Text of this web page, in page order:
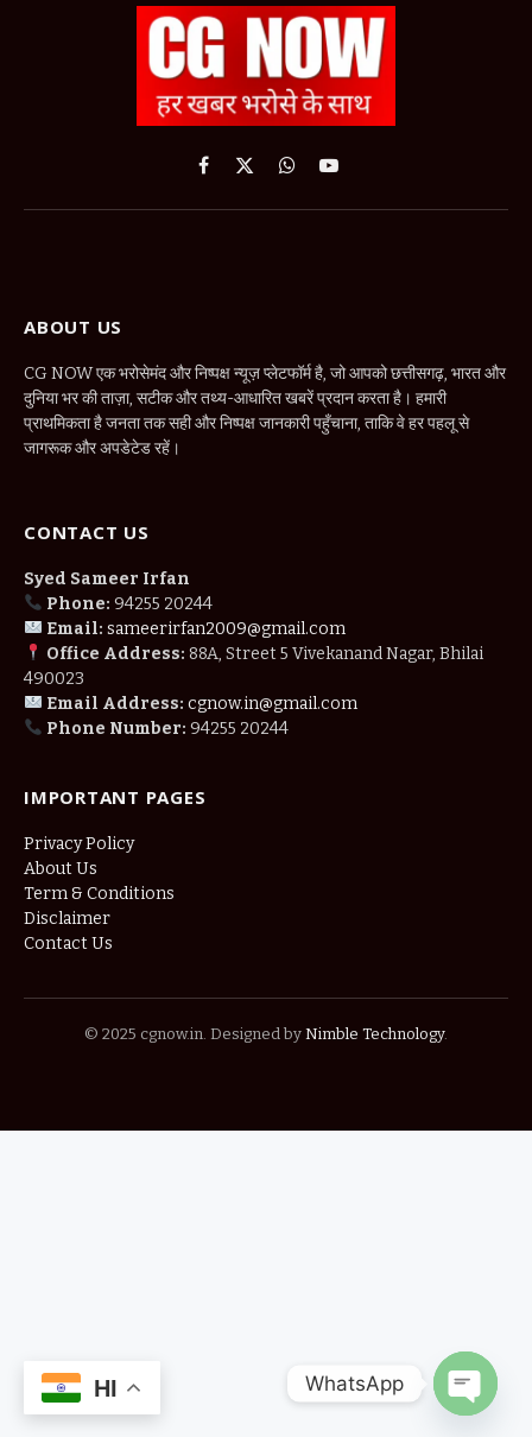
Facebook
X
WhatsApp
YouTube
ABOUT US
CG NOW एक भरोसेमंद और निष्पक्ष न्यूज़ प्लेटफॉर्म है, जो आपको छत्तीसगढ़, भारत और
दुनिया भर की ताज़ा, सटीक और तथ्य-आधारित खबरें प्रदान करता है। हमारी
प्राथमिकता है जनता तक सही और निष्पक्ष जानकारी पहुँचाना, ताकि वे हर पहलू से
जागरूक और अपडेटेड रहें।
CONTACT US
Syed Sameer Irfan
Phone: 94255 20244
Email: sameerirfan2009@gmail.com
Office Address: 88A, Street 5 Vivekanand Nagar, Bhilai
490023
Email Address: cgnow.in@gmail.com
Phone Number: 94255 20244
IMPORTANT PAGES
Privacy Policy
About Us
Term & Conditions
Disclaimer
Contact Us
© 2025 cgnow.in. Designed by Nimble Technology.
HI WhatsApp